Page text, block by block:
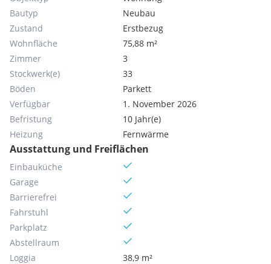
Bautyp
Neubau
Zustand
Erstbezug
Wohnfläche
75,88 m²
Zimmer
3
Stockwerk(e)
33
Böden
Parkett
Verfügbar
1. November 2026
Befristung
10 Jahr(e)
Heizung
Fernwärme
Ausstattung und Freiflächen
Einbauküche
Garage
Barrierefrei
Fahrstuhl
Parkplatz
Abstellraum
Loggia
38,9 m²